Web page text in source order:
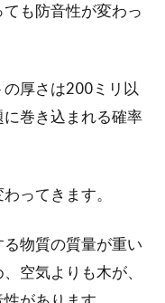
も防音性が変わっ
厚さは200ミリ以
に巻き込まれる確率
ってきます。
物質の質量が重い
空気よりも木が、